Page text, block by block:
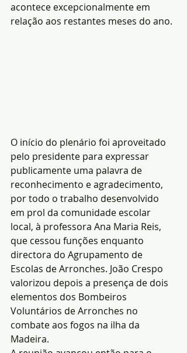
acontece excepcionalmente em
relação aos restantes meses do ano.
O início do plenário foi aproveitado
pelo presidente para expressar
publicamente uma palavra de
reconhecimento e agradecimento,
por todo o trabalho desenvolvido
em prol da comunidade escolar
local, à professora Ana Maria Reis,
que cessou funções enquanto
directora do Agrupamento de
Escolas de Arronches. João Crespo
valorizou depois a presença de dois
elementos dos Bombeiros
Voluntários de Arronches no
combate aos fogos na ilha da
Madeira.